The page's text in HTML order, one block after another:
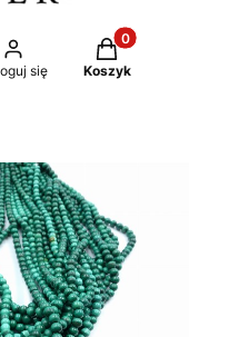
się
Produkty w
Koszyk